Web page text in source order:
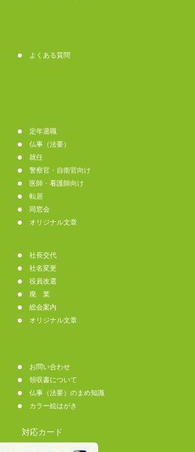
よくある質問
定年退職
仏事（法要）
就任
警察官・自衛官向け
医師・看護師向け
転居
同窓会
オリジナル文章
社長交代
社名変更
役員改選
廃 業
総会案内
オリジナル文章
お問い合わせ
領収書について
仏事（法要）のまめ知識
カラー絵はがき
対応カード